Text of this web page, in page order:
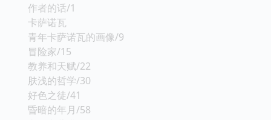
作者的话/1
卡萨诺瓦
青年卡萨诺瓦的画像/9
冒险家/15
教养和天赋/22
肤浅的哲学/30
好色之徒/41
昏暗的年月/58